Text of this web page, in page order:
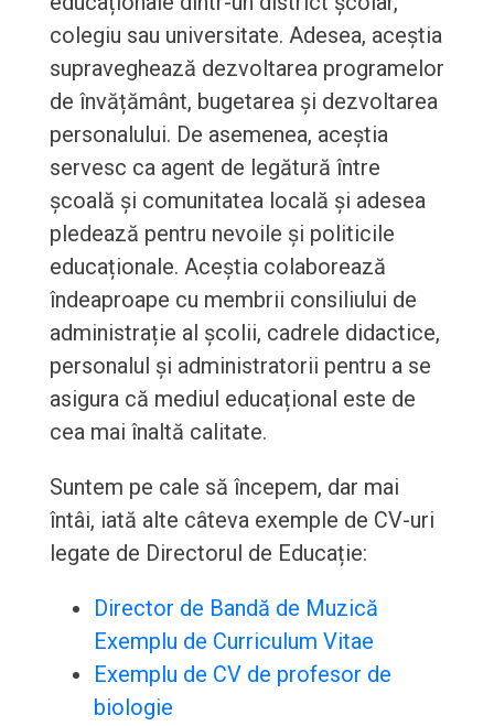
colegiu sau universitate. Adesea, aceștia
supraveghează dezvoltarea programelor
de învățământ, bugetarea și dezvoltarea
personalului. De asemenea, aceștia
servesc ca agent de legătură între
școală și comunitatea locală și adesea
pledează pentru nevoile și politicile
educaționale. Aceștia colaborează
îndeaproape cu membrii consiliului de
administrație al școlii, cadrele didactice,
personalul și administratorii pentru a se
asigura că mediul educațional este de
cea mai înaltă calitate.
Suntem pe cale să începem, dar mai
întâi, iată alte câteva exemple de CV-uri
legate de Directorul de Educație:
Director de Bandă de Muzică
Exemplu de Curriculum Vitae
Exemplu de CV de profesor de
biologie